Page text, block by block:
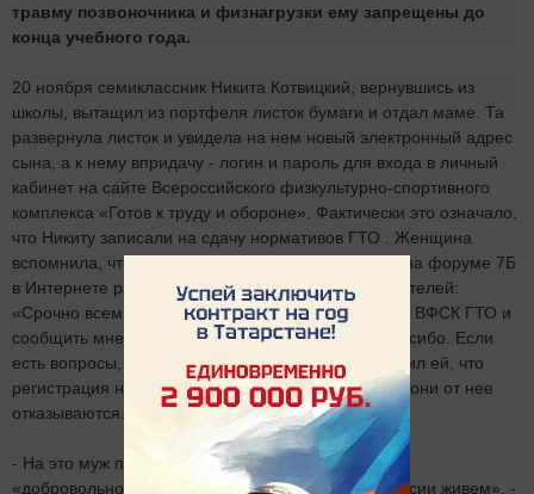
травму позвоночника и физнагрузки ему запрещены до
конца учебного года.
20 ноября семиклассник Никита Котвицкий, вернувшись из
школы, вытащил из портфеля листок бумаги и отдал маме. Та
развернула листок и увидела на нем новый электронный адрес
сына, а к нему впридачу - логин и пароль для входа в личный
кабинет на сайте Всероссийского физкультурно-спортивного
комплекса «Готов к труду и обороне». Фактически это означало,
что Никиту записали на сдачу нормативов ГТО . Женщина
вспомнила, что накануне классный руководитель на форуме 7Б
в Интернете разместила такое послание для родителей:
«Срочно всем!!!! Зарегистрировать детей на сайте ВФСК ГТО и
сообщить мне id-код. Тем, кто это уже сделал, спасибо. Если
есть вопросы, звоните». На что отец Никиты ответил ей, что
регистрация на указанном сайте добровольная, и они от нее
отказываются.
- На это муж получил ответ, цитирую: «По поводу
«добровольно»: правы все, спору нет, но мы в России живем», -